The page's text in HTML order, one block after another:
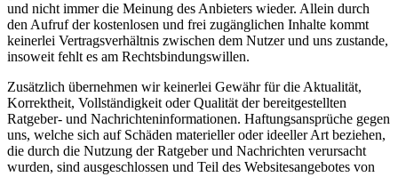
und nicht immer die Meinung des Anbieters wieder. Allein durch
den Aufruf der kostenlosen und frei zugänglichen Inhalte kommt
keinerlei Vertragsverhältnis zwischen dem Nutzer und uns zustande,
insoweit fehlt es am Rechtsbindungswillen.
Zusätzlich übernehmen wir keinerlei Gewähr für die Aktualität,
Korrektheit, Vollständigkeit oder Qualität der bereitgestellten
Ratgeber- und Nachrichteninformationen. Haftungsansprüche gegen
uns, welche sich auf Schäden materieller oder ideeller Art beziehen,
die durch die Nutzung der Ratgeber und Nachrichten verursacht
wurden, sind ausgeschlossen und Teil des Websitesangebotes von